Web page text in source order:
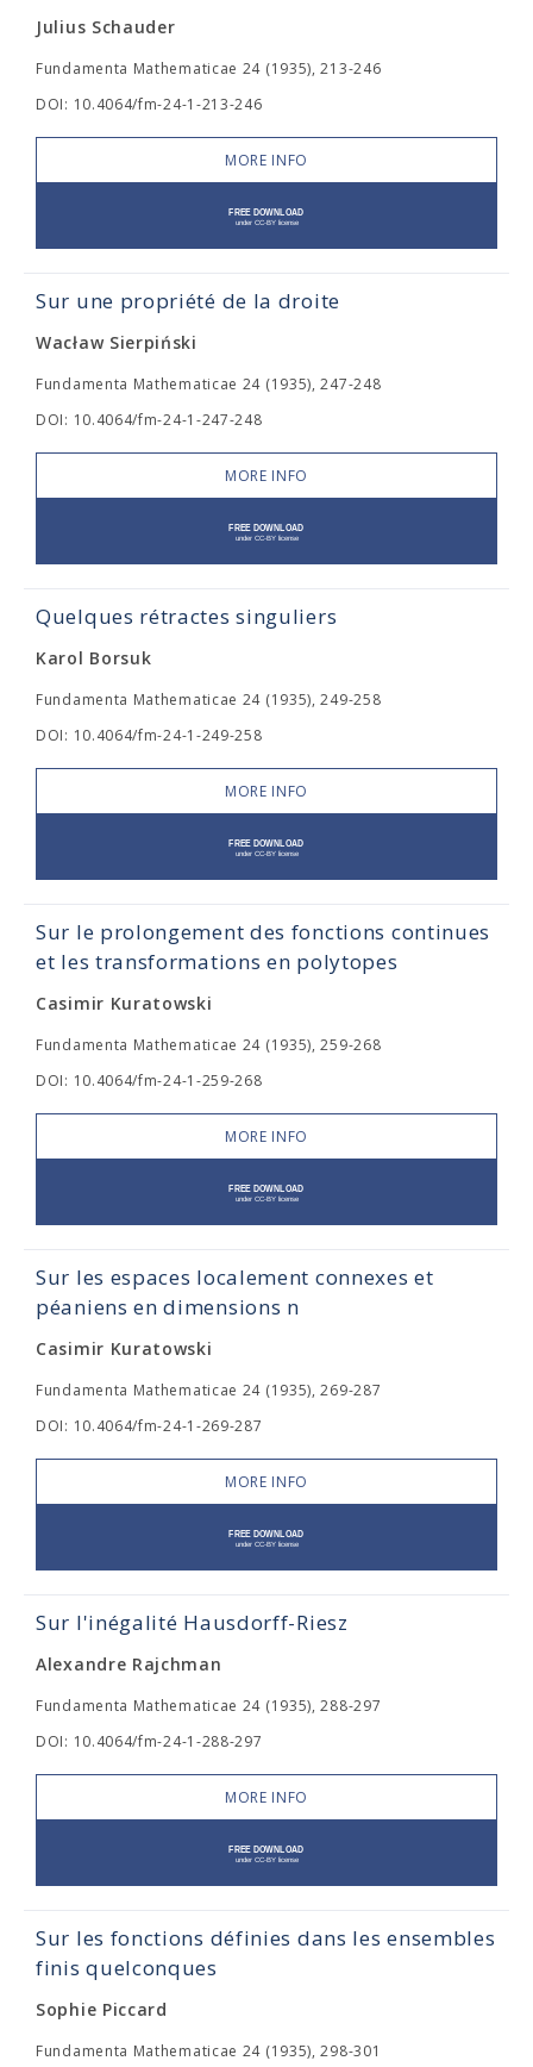
Julius Schauder
Fundamenta Mathematicae 24 (1935), 213-246
DOI: 10.4064/fm-24-1-213-246
MORE INFO
Sur une propriété de la droite
Wacław Sierpiński
Fundamenta Mathematicae 24 (1935), 247-248
DOI: 10.4064/fm-24-1-247-248
MORE INFO
Quelques rétractes singuliers
Karol Borsuk
Fundamenta Mathematicae 24 (1935), 249-258
DOI: 10.4064/fm-24-1-249-258
MORE INFO
Sur le prolongement des fonctions continues
et les transformations en polytopes
Casimir Kuratowski
Fundamenta Mathematicae 24 (1935), 259-268
DOI: 10.4064/fm-24-1-259-268
MORE INFO
Sur les espaces localement connexes et
péaniens en dimensions n
Casimir Kuratowski
Fundamenta Mathematicae 24 (1935), 269-287
DOI: 10.4064/fm-24-1-269-287
MORE INFO
Sur l'inégalité Hausdorff-Riesz
Alexandre Rajchman
Fundamenta Mathematicae 24 (1935), 288-297
DOI: 10.4064/fm-24-1-288-297
MORE INFO
Sur les fonctions définies dans les ensembles
finis quelconques
Sophie Piccard
Fundamenta Mathematicae 24 (1935), 298-301